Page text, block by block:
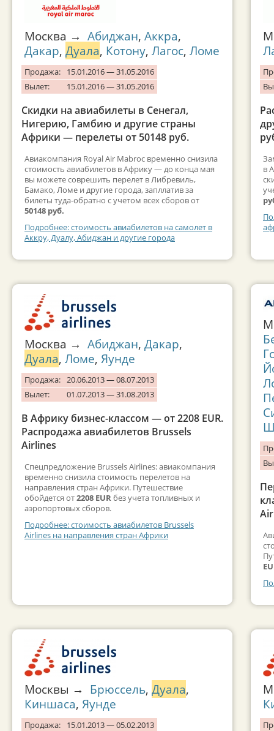
Москва → Абиджан, Аккра,
Дакар, Дуала, Котону, Лагос, Ломе
Продажа:
15.01.2016 — 31.05.2016
Вылет:
15.01.2016 — 31.05.2016
Скидки на авиабилеты в Сенегал,
Нигерию, Гамбию и другие страны
Африки — перелеты от 50148 руб.
Авиакомпания Royal Air Mabroc временно снизила
стоимость авиабилетов в Африку — до конца мая
вы можете соврешить перелет в Либревиль,
Бамако, Ломе и другие города, запллатив за
билеты туда-обратно с учетом всех сборов от
50148 руб.
Подробнее: стоимость авиабилетов на самолет в
Аккру, Дуалу, Абиджан и другие города
Москва → Абиджан, Дакар,
Дуала, Ломе, Яунде
Продажа: 20.06.2013 — 08.07.2013
Вылет:
01.07.2013 — 31.08.2013
В Африку бизнес-классом — от 2208 EUR.
Распродажа авиабилетов Brussels
Airlines
Спецпредложение Brussels Airlines: авиакомпания
временно снизила стоимость перелетов на
направления стран Африки. Путешествие
обойдется от2208 EURбез учета топливных и
аэропортовых сборов.
Подробнее: стоимость авиабилетов Brussels
Airlines на направления стран Африки
Москвы → Брюссель, Дуала,
Киншаса, Яунде
Продажа:
15.01.2013 — 05.02.2013
в